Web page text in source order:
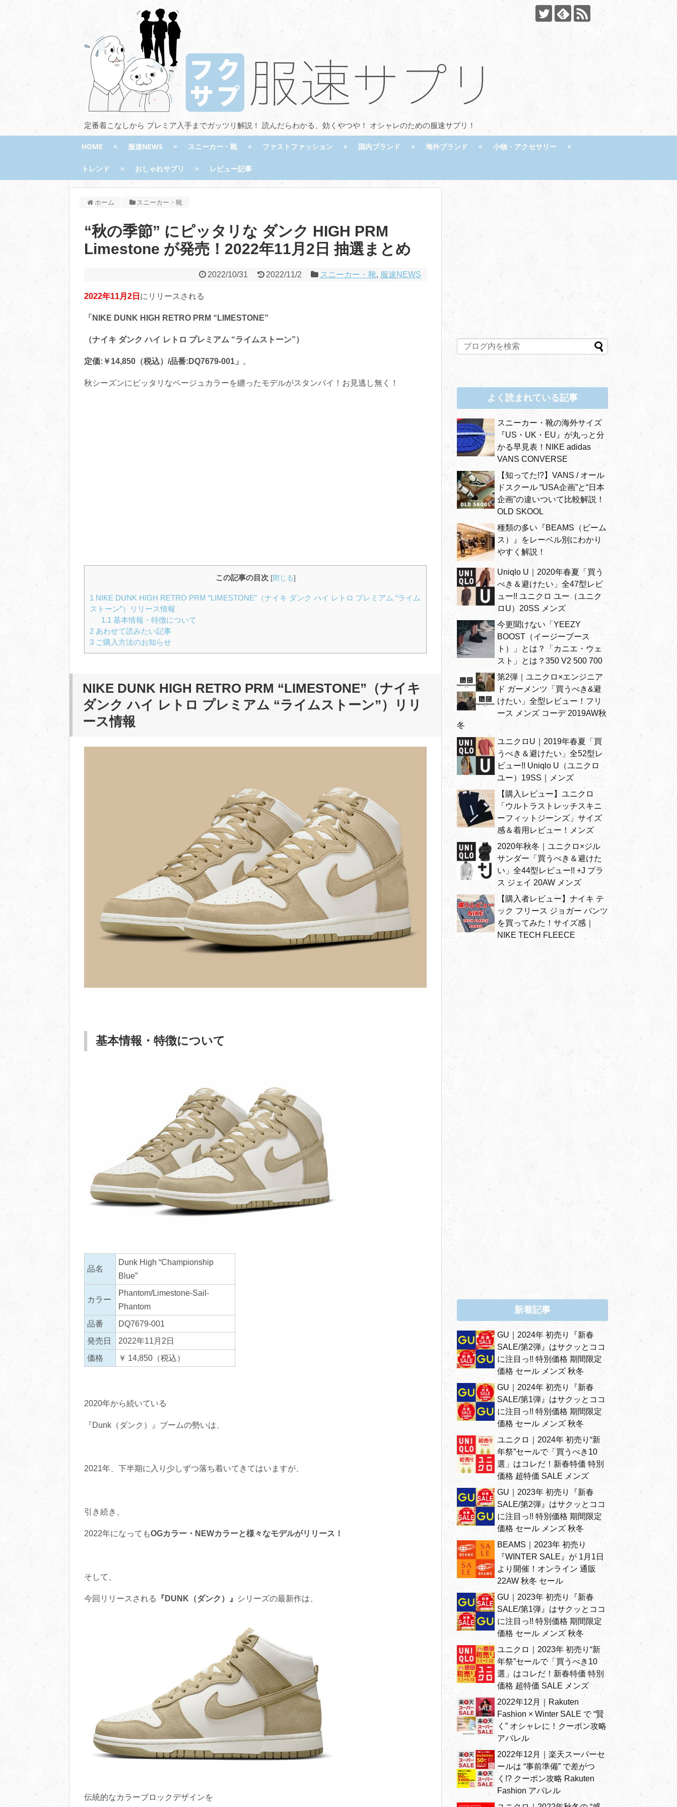
定番着こなしから プレミア入手までガッツリ解説！ 読んだらわかる、効くやつや！ オシャレのための服速サプリ！
HOME 服速NEWS スニーカー・靴 ファストファッション 国内ブランド 海外ブランド 小物・アクセサリー
トレンド おしゃれサプリ レビュー記事
ホーム スニーカー・靴
“秋の季節” にピッタリな ダンク HIGH PRM
Limestone が発売！2022年11月2日 抽選まとめ
2022/10/31 2022/11/2 スニーカー・靴, 服速NEWS
2022年11月2日 にリリースされる
「NIKE DUNK HIGH RETRO PRM “LIMESTONE”
（ナイキ ダンク ハイ レトロ プレミアム “ライムストーン”）
定価:￥14,850（税込）/品番:DQ7679-001‬」 。
秋シーズンにピッタリなベージュカラーを纏ったモデルがスタンバイ！お見逃し無く！
この記事の目次 [閉じる]
1 NIKE DUNK HIGH RETRO PRM “LIMESTONE”（ナイキ ダンク ハイ レトロ プレミアム “ライム
ストーン”）リリース情報
1.1 基本情報・特徴について
2 あわせて読みたい記事
3 ご購入方法のお知らせ
NIKE DUNK HIGH RETRO PRM “LIMESTONE” （ナイキ
ダンク ハイ レトロ プレミアム “ライムストーン”）
リリ
ース情報
基本情報・特徴について
品名
Dunk High “Championship
Blue”
カラー
Phantom/Limestone-Sail-
Phantom
品番
DQ7679-001
発売日
2022年11月2日
価格
￥ 14,850（税込）
2020年から続いている
『Dunk（ダンク）』ブームの勢いは、
2021年、下半期に入り少しずつ落ち着いてきてはいますが、
引き続き、
2022年になってもOGカラー・NEWカラーと様々なモデルがリリース！
そして、
今回リリースされる 『DUNK（ダンク）』 シリーズの最新作は、
伝統的なカラーブロックデザインを
よく読まれている記事
スニーカー・靴の海外サイズ
『US・UK・EU』が丸っと分
かる早見表！NIKE adidas
VANS CONVERSE
【知ってた!?】VANS / オール
ドスクール “USA企画”と“日本
企画”の違いついて比較解説！
OLD SKOOL
種類の多い『BEAMS（ビーム
ス）』をレーベル別にわかり
やすく解説！
Uniqlo U｜2020年春夏「買う
べき＆避けたい」全47型レビ
ュー!! ユニクロ ユー（ユニク
ロU）20SS メンズ
今更聞けない「YEEZY
BOOST（イージーブース
ト）」とは？「カニエ・ウェ
スト」とは？350 V2 500 700
第2弾｜ユニクロ×エンジニア
ド ガーメンツ「買うべき&避
けたい」全型レビュー！フリ
ース メンズ コーデ 2019AW秋
冬
ユニクロU｜2019年春夏「買
うべき＆避けたい」全52型レ
ビュー!! Uniqlo U（ユニクロ
ユー）19SS｜メンズ
【購入レビュー】ユニクロ
「ウルトラストレッチスキニ
ーフィットジーンズ」サイズ
感＆着用レビュー！メンズ
2020年秋冬｜ユニクロ×ジル
サンダー「買うべき＆避けた
い」全44型レビュー!! +J プラ
ス ジェイ 20AW メンズ
【購入者レビュー】ナイキ テ
ック フリース ジョガー パンツ
を買ってみた！サイズ感｜
NIKE TECH FLEECE
新着記事
GU｜2024年 初売り『新春
SALE/第2弾』はサクッとココ
に注目っ!! 特別価格 期間限定
価格 セール メンズ 秋冬
GU｜2024年 初売り『新春
SALE/第1弾』はサクッとココ
に注目っ!! 特別価格 期間限定
価格 セール メンズ 秋冬
ユニクロ｜2024年 初売り“新
年祭”セールで「買うべき10
選」はコレだ！新春特価 特別
価格 超特価 SALE メンズ
GU｜2023年 初売り『新春
SALE/第2弾』はサクッとココ
に注目っ!! 特別価格 期間限定
価格 セール メンズ 秋冬
BEAMS｜2023年 初売り
『WINTER SALE』が 1月1日
より開催！オンライン 通販
22AW 秋冬 セール
GU｜2023年 初売り『新春
SALE/第1弾』はサクッとココ
に注目っ!! 特別価格 期間限定
価格 セール メンズ 秋冬
ユニクロ｜2023年 初売り“新
年祭”セールで「買うべき10
選」はコレだ！新春特価 特別
価格 超特価 SALE メンズ
2022年12月｜Rakuten
Fashion × Winter SALE で “賢
く” オシャレに！クーポン攻略
アパレル
2022年12月｜楽天スーパーセ
ールは “事前準備” で差がつ
く!? クーポン攻略 Rakuten
Fashion アパレル